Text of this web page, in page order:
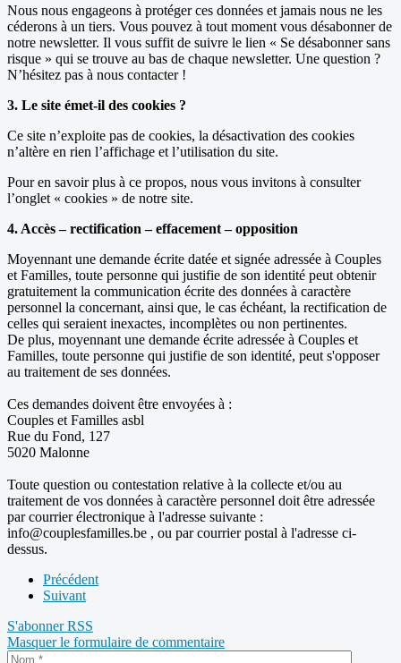
Nous nous engageons à protéger ces données et jamais nous ne les
céderons à un tiers. Vous pouvez à tout moment vous désabonner de
notre newsletter. Il vous suffit de suivre le lien « Se désabonner sans
risque » qui se trouve au bas de chaque newsletter. Une question ?
N’hésitez pas à nous contacter !
3. Le site émet-il des cookies ?
Ce site n’exploite pas de cookies, la désactivation des cookies
n’altère en rien l’affichage et l’utilisation du site.
Pour en savoir plus à ce propos, nous vous invitons à consulter
l’onglet « cookies » de notre site.
4. Accès – rectification – effacement – opposition
Moyennant une demande écrite datée et signée adressée à Couples
et Familles, toute personne qui justifie de son identité peut obtenir
gratuitement la communication écrite des données à caractère
personnel la concernant, ainsi que, le cas échéant, la rectification de
celles qui seraient inexactes, incomplètes ou non pertinentes.
De plus, moyennant une demande écrite adressée à Couples et
Familles, toute personne qui justifie de son identité, peut s'opposer
au traitement de ses données.
Ces demandes doivent être envoyées à :
Couples et Familles asbl
Rue du Fond, 127
5020 Malonne
Toute question ou contestation relative à la collecte et/ou au
traitement de vos données à caractère personnel doit être adressée
par courrier électronique à l'adresse suivante :
info@couplesfamilles.be , ou par courrier postal à l'adresse ci-
dessus.
Précédent
Suivant
S'abonnerRSS
Masquer le formulaire de commentaire